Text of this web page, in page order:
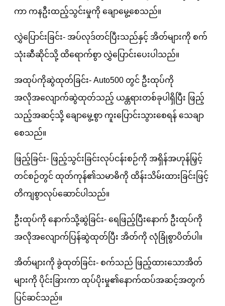
ကာ ကနဦးထည့်သွင်းမှုကို ချောမွေ့စေသည်။
လွှဲပြောင်းခြင်း- အပ်လုဒ်တင်ပြီးသည်နှင့် အိတ်များကို စက်
သုံးဆီဆိုင်သို့ ထိရောက်စွာ လွှဲပြောင်းပေးပါသည်။
အထုပ်ကိုဆွဲထုတ်ခြင်း- Auto500 တွင် ဦးထုပ်ကို
အလိုအလျောက်ဆွဲထုတ်သည့် ယန္တရားတစ်ခုပါရှိပြီး ဖြည့်
သည့်အဆင့်သို့ ချောမွေ့စွာ ကူးပြောင်းသွားစေရန် သေချာ
စေသည်။
ဖြည့်ခြင်း- ဖြည့်သွင်းခြင်းလုပ်ငန်းစဉ်ကို အရှိန်အဟုန်မြှင့်
တင်စဉ်တွင် ထုတ်ကုန်၏သမာဓိကို ထိန်းသိမ်းထားခြင်းဖြင့်
တိကျစွာလုပ်ဆောင်ပါသည်။
ဦးထုပ်ကို နောက်သို့ဆွဲခြင်း- ရေဖြည့်ပြီးနောက် ဦးထုပ်ကို
အလိုအလျောက်ပြန်ဆွဲထုတ်ပြီး အိတ်ကို လုံခြုံစွာပိတ်ပါ။
အိတ်များကို ခွဲထုတ်ခြင်း- စက်သည် ဖြည့်ထားသောအိတ်
များကို ပိုင်းခြားကာ ထုပ်ပိုးမှု၏နောက်ထပ်အဆင့်အတွက်
ပြင်ဆင်သည်။